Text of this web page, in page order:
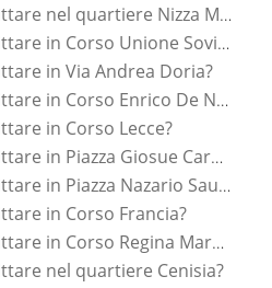
Vendere o Affittare nel quartiere Nizza Millefonti?
Vendere o Affittare in Corso Unione Sovietica?
in Via Andrea Doria?
Vendere o Affittare in Corso Enrico De Nicola?
in Corso Lecce?
Vendere o Affittare in Piazza Giosue Carducci?
Vendere o Affittare in Piazza Nazario Sauro?
in Corso Francia?
Vendere o Affittare in Corso Regina Margherita?
nel quartiere Cenisia?